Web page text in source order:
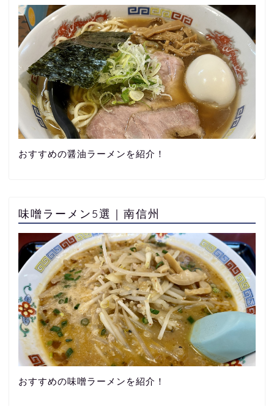
おすすめの醤油ラーメンを紹介！
味噌ラーメン5選｜南信州
おすすめの味噌ラーメンを紹介！